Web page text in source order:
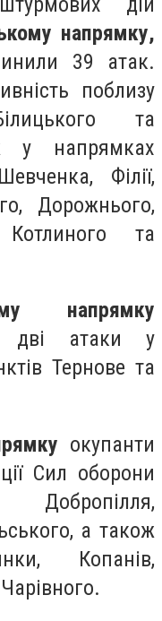
напрямку,
39 атак.
поблизу
та
у напрямках
Філії,
Дорожнього,
Котлиного та
напрямку
дві атаки у
Тернове та
окупанти
Сил оборони
а також
Копанів,